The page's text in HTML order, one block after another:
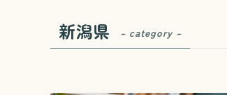
新潟県 – category –